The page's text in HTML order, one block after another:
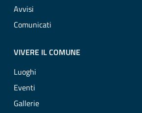
Avvisi
Comunicati
VIVERE IL COMUNE
Luoghi
Eventi
Gallerie